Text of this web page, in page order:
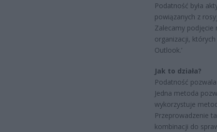
Podatność była
powiązanych z
Zalecamy podjęcie
organizacji,
Outlook.’
Jak to działa?
Podatność
Jedna metoda
wykorzystuje
Przeprowadzenie
kombinacji do